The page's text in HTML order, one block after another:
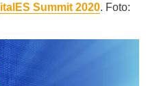
Summit 2020. Foto: